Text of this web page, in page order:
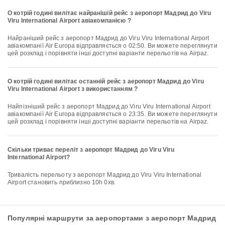
О котрій годині вилітає найранішій рейс з аеропорт Мадрид до Viru
Viru International Airport авіакомпанією ?
Найраніший рейс з аеропорт Мадрид до Viru Viru International Airport
авіакомпанії Air Europa відправляється о 02:50. Ви можете переглянути
цей розклад і порівняти інші доступні варіанти перельотів на Airpaz.
О котрій годині вилітає останній рейс з аеропорт Мадрид до Viru
Viru International Airport з використанням ?
Найпізніший рейс з аеропорт Мадрид до Viru Viru International Airport
авіакомпанії Air Europa відправляється о 23:35. Ви можете переглянути
цей розклад і порівняти інші доступні варіанти перельотів на Airpaz.
Скільки триває переліт з аеропорт Мадрид до Viru Viru
International Airport?
Тривалість перельоту з аеропорт Мадрид до Viru Viru International
Airport становить приблизно 10h 0хв.
Популярні маршрути за аеропортами з аеропорт Мадрид